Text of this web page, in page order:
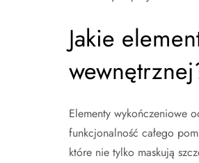
Jakie
Elementy wykończeniowe
funkcjonalność całego
które nie tylko maskują